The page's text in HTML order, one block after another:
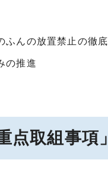
ふんの放置禁止の徹底
の推進
点取組事項」